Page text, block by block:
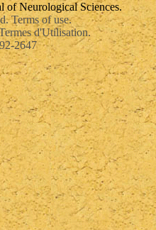
of Neurological Sciences.
Terms of use.
d'Utilisation.
2647